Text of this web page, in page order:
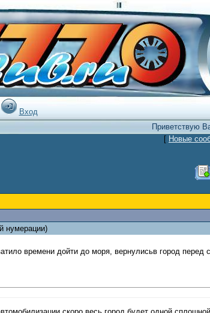
Вход
Приветствую
[ Новые
нумерации)
времени дойти до моря, вернулисьв город